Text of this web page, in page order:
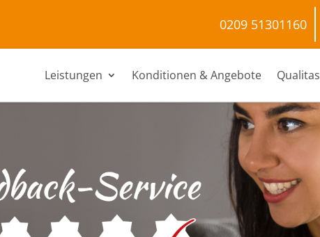
0209 51301160
Leistungen Konditionen & Angebote Qualitas